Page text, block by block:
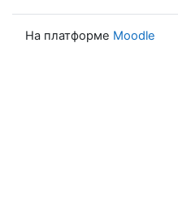
На платформе Moodle